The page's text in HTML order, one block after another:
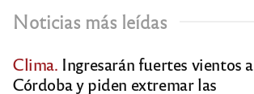
Noticias más leídas
Clima. Ingresarán fuertes vientos a
Córdoba y piden extremar las